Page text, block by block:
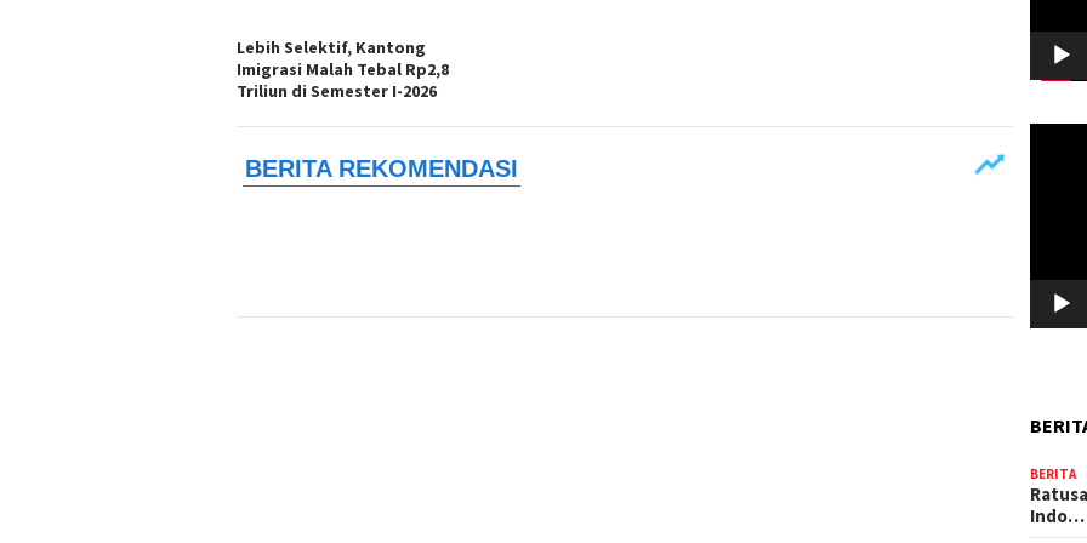
Lebih Selektif, Kantong
Imigrasi Malah Tebal Rp2,8
Triliun di Semester I-2026
BERITA
Indo…